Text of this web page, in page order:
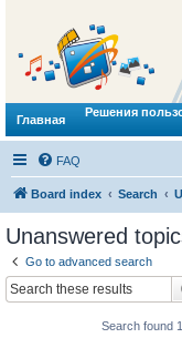
Главная
Решения
FAQ
Board index Search
Unanswered
Go to advanced search
Search found